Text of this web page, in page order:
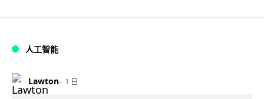
人工智能
Lawton 1 日